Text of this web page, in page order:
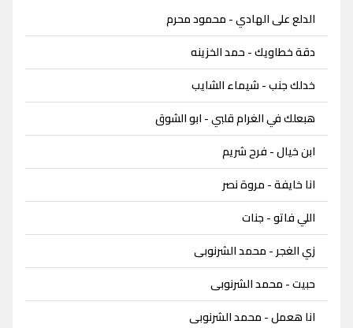
الدلع على الهادي - محمود محرم
دقة خطاويك - حمد الخزينه
خدلك جنب - شيماء الشايب
هبعلك في الغرام قلبي - ابو الشوق
ابن خيال - فرح شريم
انا خايفة - مروة نصر
اللي فاتو - جنات
زي الغجر - محمد الشرنوبى
حبيت - محمد الشرنوبى
انا هعمل - محمد الشرنوبى